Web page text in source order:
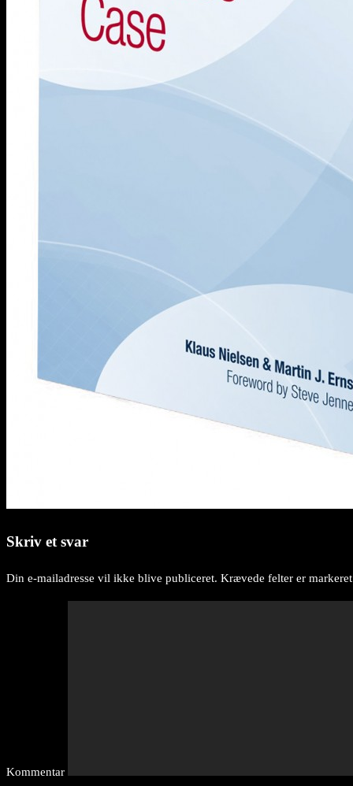
Skriv et svar
Din e-mailadresse vil ikke blive publiceret. Krævede felter er
Kommentar